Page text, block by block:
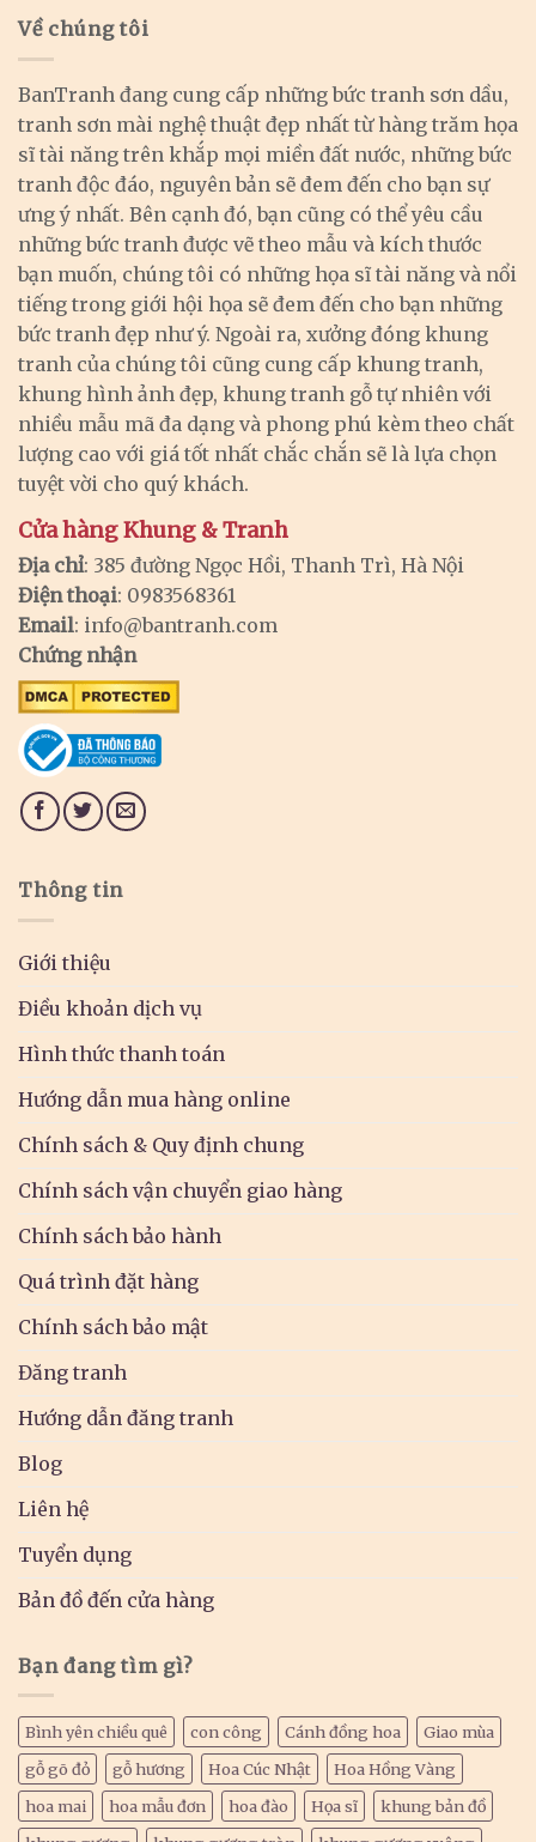
Về chúng tôi
BanTranh đang cung cấp những bức tranh sơn dầu,
tranh sơn mài nghệ thuật đẹp nhất từ hàng trăm họa
sĩ tài năng trên khắp mọi miền đất nước, những bức
tranh độc đáo, nguyên bản sẽ đem đến cho bạn sự
ưng ý nhất. Bên cạnh đó, bạn cũng có thể yêu cầu
những bức tranh được vẽ theo mẫu và kích thước
bạn muốn, chúng tôi có những họa sĩ tài năng và nổi
tiếng trong giới hội họa sẽ đem đến cho bạn những
bức tranh đẹp như ý. Ngoài ra, xưởng đóng khung
tranh của chúng tôi cũng cung cấp khung tranh,
khung hình ảnh đẹp, khung tranh gỗ tự nhiên với
nhiều mẫu mã đa dạng và phong phú kèm theo chất
lượng cao với giá tốt nhất chắc chắn sẽ là lựa chọn
tuyệt vời cho quý khách.
Cửa hàng Khung & Tranh
Địa chỉ: 385 đường Ngọc Hồi, Thanh Trì, Hà Nội
Điện thoại: 0983568361
Email: info@bantranh.com
Chứng nhận
Thông tin
Giới thiệu
Điều khoản dịch vụ
Hình thức thanh toán
Hướng dẫn mua hàng online
Chính sách & Quy định chung
Chính sách vận chuyển giao hàng
Chính sách bảo hành
Quá trình đặt hàng
Chính sách bảo mật
Đăng tranh
Hướng dẫn đăng tranh
Blog
Liên hệ
Tuyển dụng
Bản đồ đến cửa hàng
Bạn đang tìm gì?
Bình yên chiều quê con công Cánh đồng hoa
Giao mùa
gỗ gõ đỏ
gỗ hương Hoa Cúc Nhật
Hoa Hồng Vàng
hoa mai
hoa mẫu đơn hoa đào Họa sĩ
khung bản đồ